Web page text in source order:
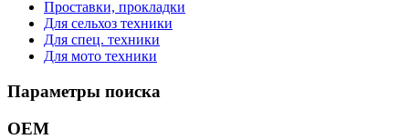
Проставки, прокладки
Для сельхоз техники
Для спец. техники
Для мото техники
Параметры поиска
ОЕМ